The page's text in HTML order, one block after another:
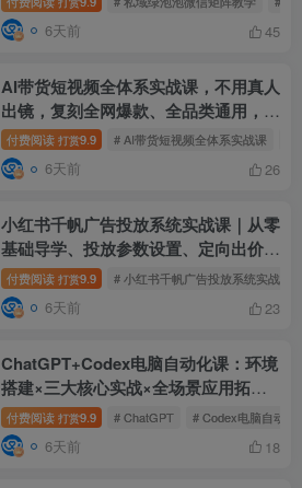
6天前 45
AI带货短视频全体系实战课，不用真人
出镜，复刻全网爆款、全品类通用，国
内抖音+海外TK双赛道变现
付费阅读 打赏9.9 # AI带货短视频全体系实战课
6天前 26
小红书千帆广告投放系统实战课｜从零
基础导学、投放参数设置、定向出价，
到搜索/直播间/客资全场景计划搭建全
流程
付费阅读 打赏9.9 # 小红书千帆广告投放系统实战课
6天前 23
ChatGPT+Codex电脑自动化课：环境
搭建×三大核心实战×全场景应用拓展
×AI自主操控电脑×零基础上手
付费阅读 打赏9.9 # ChatGPT # Codex电脑自动化
6天前 18